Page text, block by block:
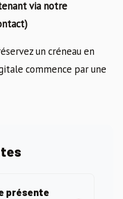
via notre
un créneau en
commence par une
présente